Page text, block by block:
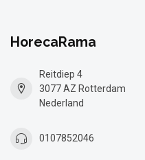
HorecaRama
Reitdiep 4
3077 AZ Rotterdam
Nederland
0107852046